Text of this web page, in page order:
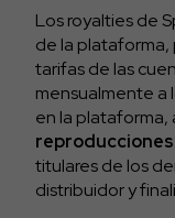
Los royalties de
de la plataforma,
tarifas de las
mensualmente a
en la plataforma,
reproducciones
titulares de los
distribuidor y